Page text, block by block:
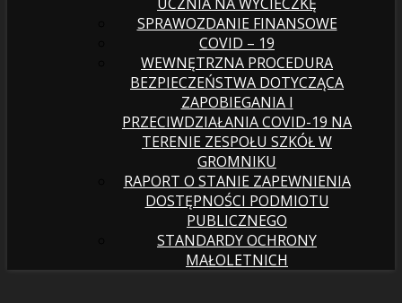
SPRAWOZDANIE FINANSOWE
COVID – 19
WEWNĘTRZNA PROCEDURA
BEZPIECZEŃSTWA DOTYCZĄCA
ZAPOBIEGANIA I
PRZECIWDZIAŁANIA COVID-19 NA
TERENIE ZESPOŁU SZKÓŁ W
GROMNIKU
RAPORT O STANIE ZAPEWNIENIA
DOSTĘPNOŚCI PODMIOTU
PUBLICZNEGO
STANDARDY OCHRONY
MAŁOLETNICH